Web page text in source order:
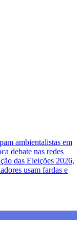
ambientalistas em
debate nas redes
das Eleições 2026,
usam fardas e